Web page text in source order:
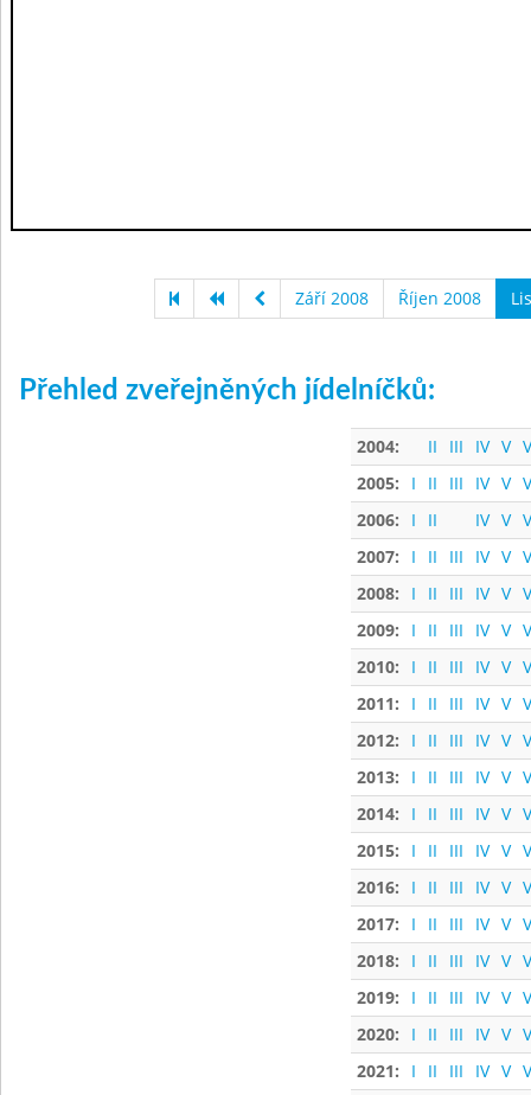
Září 2008 Říjen 2008
Přehled zveřejněných jídelníčků:
2004: II III IV V
2005:
I II III IV V
2006:
I II IV V
2007:
I II III IV V
2008:
I II III IV V
2009:
I II III IV V
2010:
I II III IV V
2011:
I II III IV V
2012:
I II III IV V
2013:
I II III IV V
2014:
I II III IV V
2015:
I II III IV V
2016:
I II III IV V
2017:
I II III IV V
2018:
I II III IV V
2019:
I II III IV V
2020:
I II III IV V
2021:
I II III IV V